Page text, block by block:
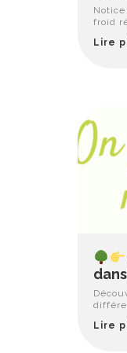
froid
Lire
Lire